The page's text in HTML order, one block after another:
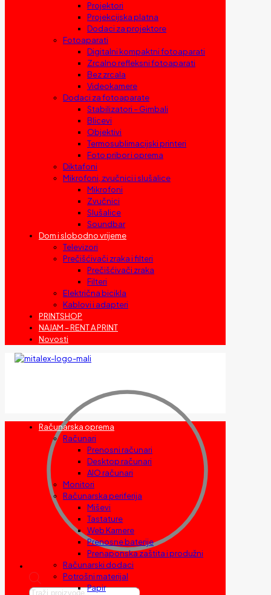
Projektori
Projekcijska platna
Dodaci za projektore
Fotoaparati
Digitalni kompaktni fotoaparati
Zrcalno refleksni fotoaparati
Bez zrcala
Videokamere
Dodaci za fotoaparate
Stabilizatori – Gimbali
Blicevi
Objektivi
Termosublimacijski printeri
Foto pribor i oprema
Diktafoni
Mikrofoni, zvučnici i slušalice
Mikrofoni
Zvučnici
Slušalice
Soundbar
Dom i slobodno vrijeme
Televizori
Prečišćivači zraka i filteri
Prečišćivači zraka
Filteri
Električna bicikla
Kablovi i adapteri
PRINTSHOP
NAJAM – RENT A PRINT
Novosti
Products
Računarska oprema
Računari
Prenosni računari
Desktop računari
AIO računari
Monitori
Računarska periferija
Miševi
Tastature
Web Kamere
Prenosne baterije
Prenaponska zaštita i produžni
Računarski dodaci
Potrošni materijal
Papir